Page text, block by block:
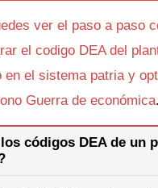
ver el paso a paso
el codigo DEA del
en el sistema patria y
Guerra de económica.
códigos DEA de un